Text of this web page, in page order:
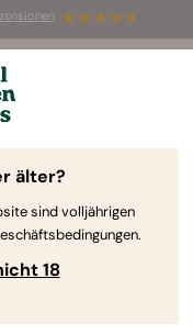
für die
älter?
sind volljährigen
18